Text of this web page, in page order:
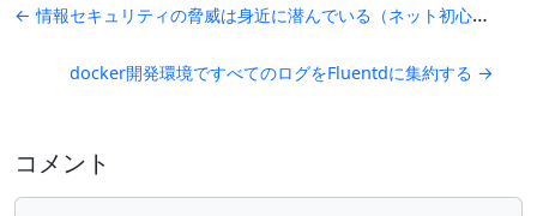
← 情報セキュリティの脅威は身近に潜んでいる（ネット初心者）
docker開発環境ですべてのログをFluentdに集約する →
コメント